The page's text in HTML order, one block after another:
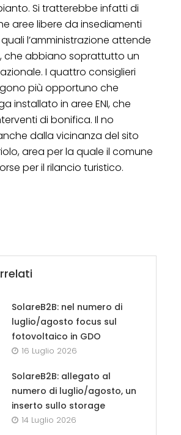
Si tratterebbe infatti di
aree libere da insediamenti
l’amministrazione attende
che abbiano soprattutto un
I quattro consiglieri
più opportuno che
installato in aree ENI, che
di bonifica. Il no
dalla vicinanza del sito
area per la quale il comune
per il rilancio turistico.
SolareB2B: nel numero di
luglio/agosto focus sul
fotovoltaico in GDO
16 Luglio 2026
SolareB2B: allegato al
numero di luglio/agosto, un
inserto sullo storage
14 Luglio 2026